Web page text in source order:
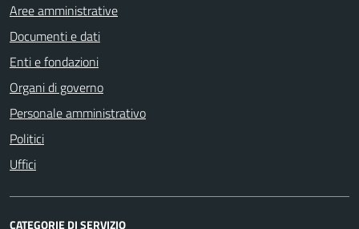
Aree amministrative
Documenti e dati
Enti e fondazioni
Organi di governo
Personale amministrativo
Politici
Uffici
CATEGORIE DI SERVIZIO